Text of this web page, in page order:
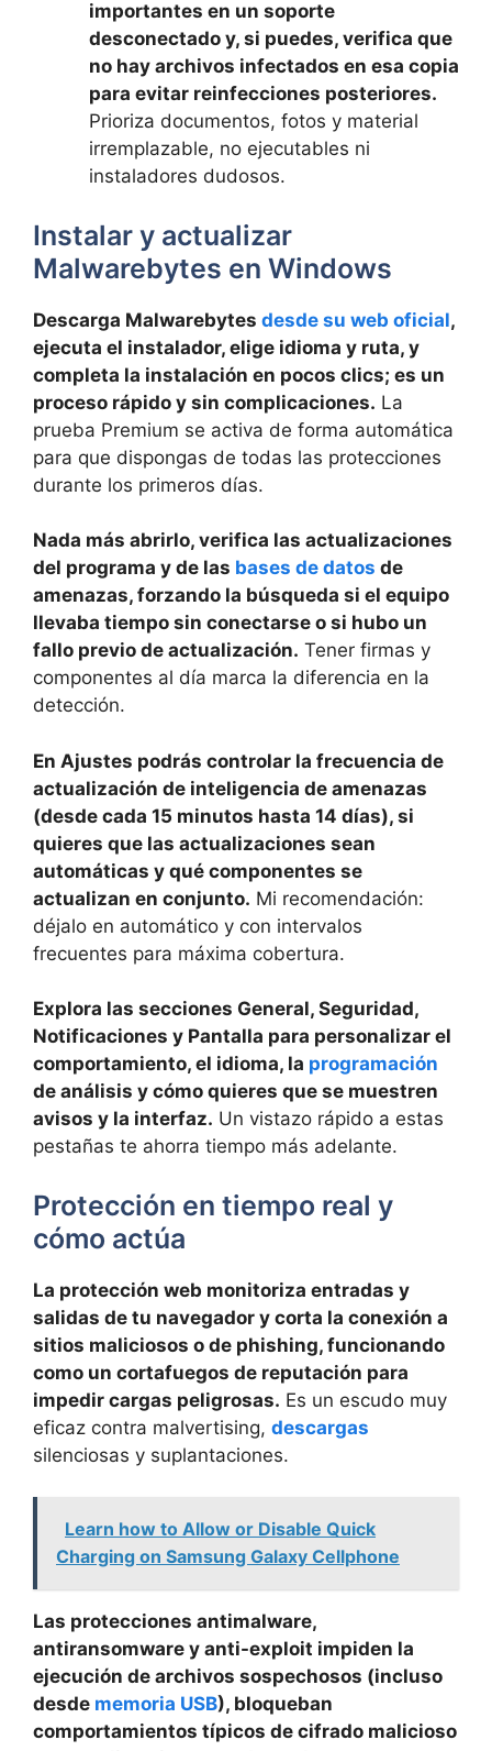
importantes en un soporte
desconectado y, si puedes, verifica que
no hay archivos infectados en esa copia
para evitar reinfecciones posteriores.
Prioriza documentos, fotos y material
irremplazable, no ejecutables ni
instaladores dudosos.
Instalar y actualizar
Malwarebytes en Windows
Descarga Malwarebytes desde su web oficial,
ejecuta el instalador, elige idioma y ruta, y
completa la instalación en pocos clics; es un
proceso rápido y sin complicaciones. La
prueba Premium se activa de forma automática
para que dispongas de todas las protecciones
durante los primeros días.
Nada más abrirlo, verifica las actualizaciones
del programa y de las bases de datos de
amenazas, forzando la búsqueda si el equipo
llevaba tiempo sin conectarse o si hubo un
fallo previo de actualización. Tener firmas y
componentes al día marca la diferencia en la
detección.
En Ajustes podrás controlar la frecuencia de
actualización de inteligencia de amenazas
(desde cada 15 minutos hasta 14 días), si
quieres que las actualizaciones sean
automáticas y qué componentes se
actualizan en conjunto. Mi recomendación:
déjalo en automático y con intervalos
frecuentes para máxima cobertura.
Explora las secciones General, Seguridad,
Notificaciones y Pantalla para personalizar el
comportamiento, el idioma, la programación
de análisis y cómo quieres que se muestren
avisos y la interfaz. Un vistazo rápido a estas
pestañas te ahorra tiempo más adelante.
Protección en tiempo real y
cómo actúa
La protección web monitoriza entradas y
salidas de tu navegador y corta la conexión a
sitios maliciosos o de phishing, funcionando
como un cortafuegos de reputación para
impedir cargas peligrosas. Es un escudo muy
eficaz contra malvertising, descargas
silenciosas y suplantaciones.
Learn how to Allow or Disable Quick
Charging on Samsung Galaxy Cellphone
Las protecciones antimalware,
antiransomware y anti-exploit impiden la
ejecución de archivos sospechosos (incluso
desde memoria USB), bloqueban
comportamientos típicos de cifrado malicioso